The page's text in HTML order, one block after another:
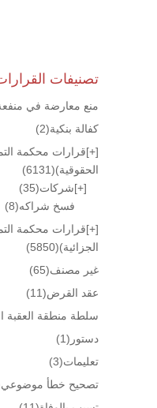
تصنيفات
منع معارضة في
كفالة بنكية(2)
[+]قرارات محكمة
الحقوقية)(6131)
[+]شركات(35)
فسخ شراكه(8)
[+]قرارات محكمة
الجزائية)(5850)
غير مصنف(65)
عقد القرض(11)
سلطة منطقة العقبة
دستور (1)
تعليمات(3)
تصحيح خطأ موضوعي